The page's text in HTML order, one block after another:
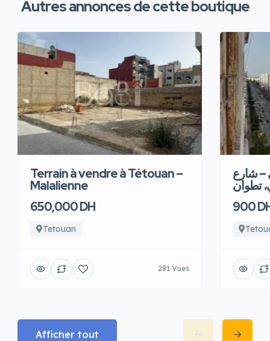
Autres annonces de cette boutique
Terrain à vendre à Tétouan –
Malalienne
650,000 DH
Tetouan
281 Vues
– شارع
تطوان
900
Afficher tout